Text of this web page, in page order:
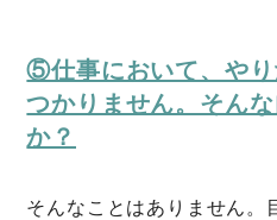
⑤仕事において、や
つかりません。そん
か？
そんなことはありません。